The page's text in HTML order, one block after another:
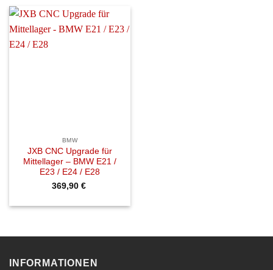
BMW
JXB CNC Upgrade für
Mittellager – BMW E21 /
E23 / E24 / E28
369,90 €
INFORMATIONEN